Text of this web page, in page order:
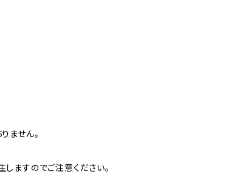
ません。
ますのでご注意ください。